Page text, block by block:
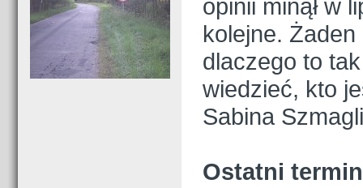
opinii minął w
kolejne.
dlaczego to
wiedzieć, kto
Sabina
Ostatni